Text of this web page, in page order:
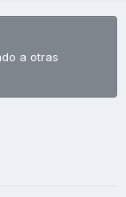
a otras